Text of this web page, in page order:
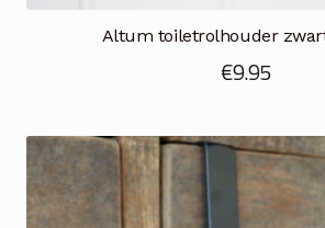
Altum toiletrolhouder
€9.95